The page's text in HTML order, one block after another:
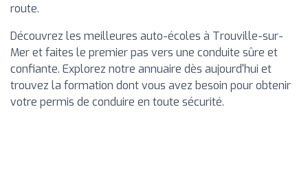
route.
Découvrez les meilleures auto-écoles à Trouville-sur-
Mer et faites le premier pas vers une conduite sûre et
confiante. Explorez notre annuaire dès aujourd'hui et
trouvez la formation dont vous avez besoin pour obtenir
votre permis de conduire en toute sécurité.